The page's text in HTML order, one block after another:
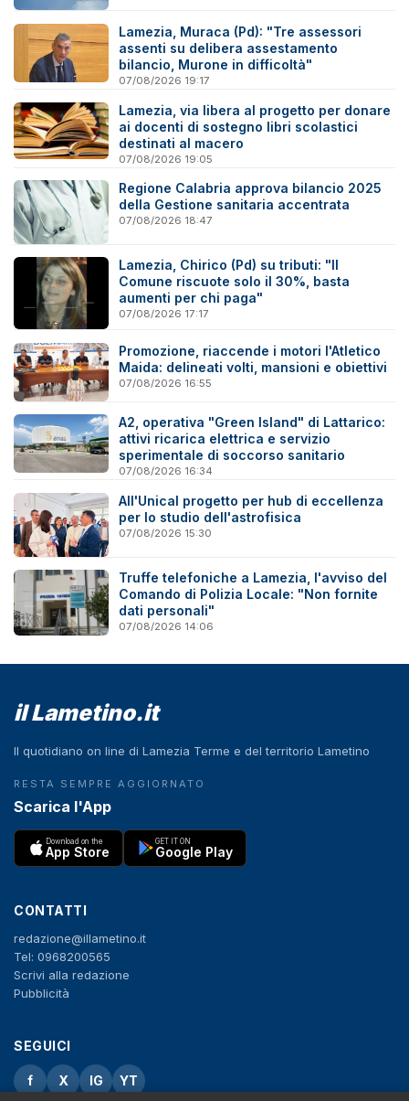
Lamezia, Muraca (Pd): "Tre assessori
assenti su delibera assestamento
bilancio, Murone in difficoltà"
07/08/2026 19:17
Lamezia, via libera al progetto per donare
ai docenti di sostegno libri scolastici
destinati al macero
07/08/2026 19:05
Regione Calabria approva bilancio 2025
della Gestione sanitaria accentrata
07/08/2026 18:47
Lamezia, Chirico (Pd) su tributi: "Il
Comune riscuote solo il 30%, basta
aumenti per chi paga"
07/08/2026 17:17
Promozione, riaccende i motori l'Atletico
Maida: delineati volti, mansioni e obiettivi
07/08/2026 16:55
A2, operativa "Green Island" di Lattarico:
attivi ricarica elettrica e servizio
sperimentale di soccorso sanitario
07/08/2026 16:34
All'Unical progetto per hub di eccellenza
per lo studio dell'astrofisica
07/08/2026 15:30
Truffe telefoniche a Lamezia, l'avviso del
Comando di Polizia Locale: "Non fornite
dati personali"
07/08/2026 14:06
il Lametino.it
Il quotidiano on line di Lamezia Terme e del territorio Lametino
RESTA SEMPRE AGGIORNATO
Scarica l'App
Download on the
App Store
GET IT ON
Google Play
CONTATTI
redazione@illametino.it
Tel: 0968200565
Scrivi alla redazione
Pubblicità
SEGUICI
f X IG YT